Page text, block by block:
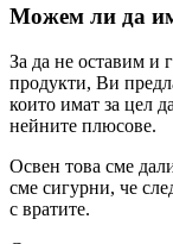
Можем ли да
За да не оставим и
продукти, Ви
които имат за цел
нейните плюсове.
Освен това сме
сме сигурни, че
с вратите.